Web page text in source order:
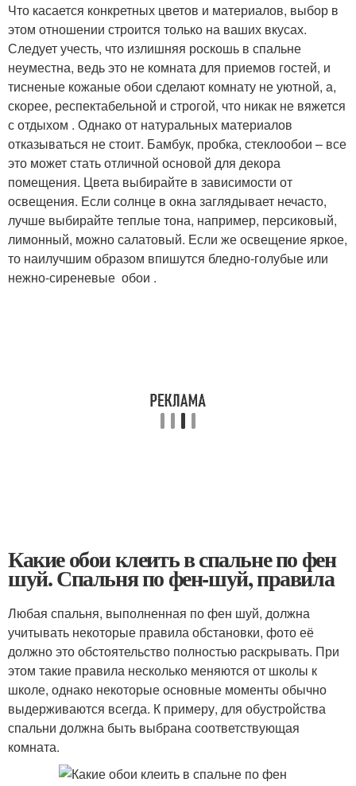
Что касается конкретных цветов и материалов, выбор в
этом отношении строится только на ваших вкусах.
Следует учесть, что излишняя роскошь в спальне
неуместна, ведь это не комната для приемов гостей, и
тисненые кожаные обои сделают комнату не уютной, а,
скорее, респектабельной и строгой, что никак не вяжется
с отдыхом . Однако от натуральных материалов
отказываться не стоит. Бамбук, пробка, стеклообои – все
это может стать отличной основой для декора
помещения. Цвета выбирайте в зависимости от
освещения. Если солнце в окна заглядывает нечасто,
лучше выбирайте теплые тона, например, персиковый,
лимонный, можно салатовый. Если же освещение яркое,
то наилучшим образом впишутся бледно-голубые или
нежно-сиреневые обои .
Какие обои клеить в спальне по фен
шуй. Спальня по фен-шуй, правила
Любая спальня, выполненная по фен шуй, должна
учитывать некоторые правила обстановки, фото её
должно это обстоятельство полностью раскрывать. При
этом такие правила несколько меняются от школы к
школе, однако некоторые основные моменты обычно
выдерживаются всегда. К примеру, для обустройства
спальни должна быть выбрана соответствующая
комната.